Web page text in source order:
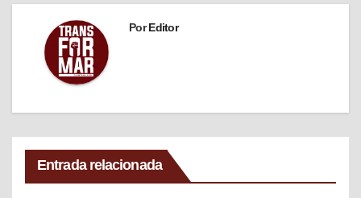
PorEditor
Entrada relacionada